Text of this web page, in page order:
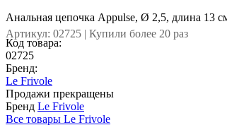
Анальная цепочка Appulse, Ø 2,5, длина 13
Артикул: 02725 | Купили более 20 раз
Код товара:
02725
Бренд:
Le Frivole
Продажи прекращены
Бренд Le Frivole
Все товары Le Frivole